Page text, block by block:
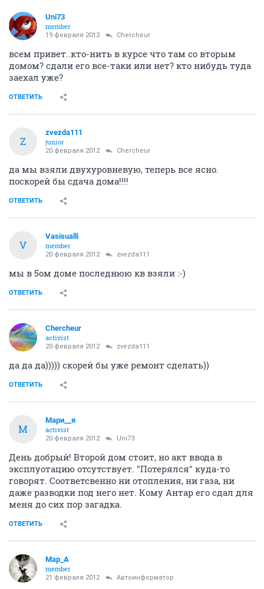
Uni73
member
19 февраля 2012 Сhercheur
всем привет..кто-нить в курсе что там со вторым
домом? сдали его все-таки или нет? кто нибудь туда
заехал уже?
ОТВЕТИТЬ
Z
zvezda111
junior
20 февраля 2012 Сhercheur
да мы взяли двухуровневую, теперь все ясно.
поскорей бы сдача дома!!!!
ОТВЕТИТЬ
V
Vasisualli
member
20 февраля 2012 zvezda111
мы в 5ом доме последнюю кв взяли :-)
ОТВЕТИТЬ
Сhercheur
activist
20 февраля 2012 zvezda111
да да да))))) скорей бы уже ремонт сделать))
ОТВЕТИТЬ
М
Мари__я
activist
20 февраля 2012 Uni73
День добрый! Второй дом стоит, но акт ввода в
эксплуотацию отсутствует. "Потерялся" куда-то
говорят. Соответсвенно ни отопления, ни газа, ни
даже разводки под него нет. Кому Антар его сдал для
меня до сих пор загадка.
ОТВЕТИТЬ
Мар_А
member
21 февраля 2012 Автоинформатор